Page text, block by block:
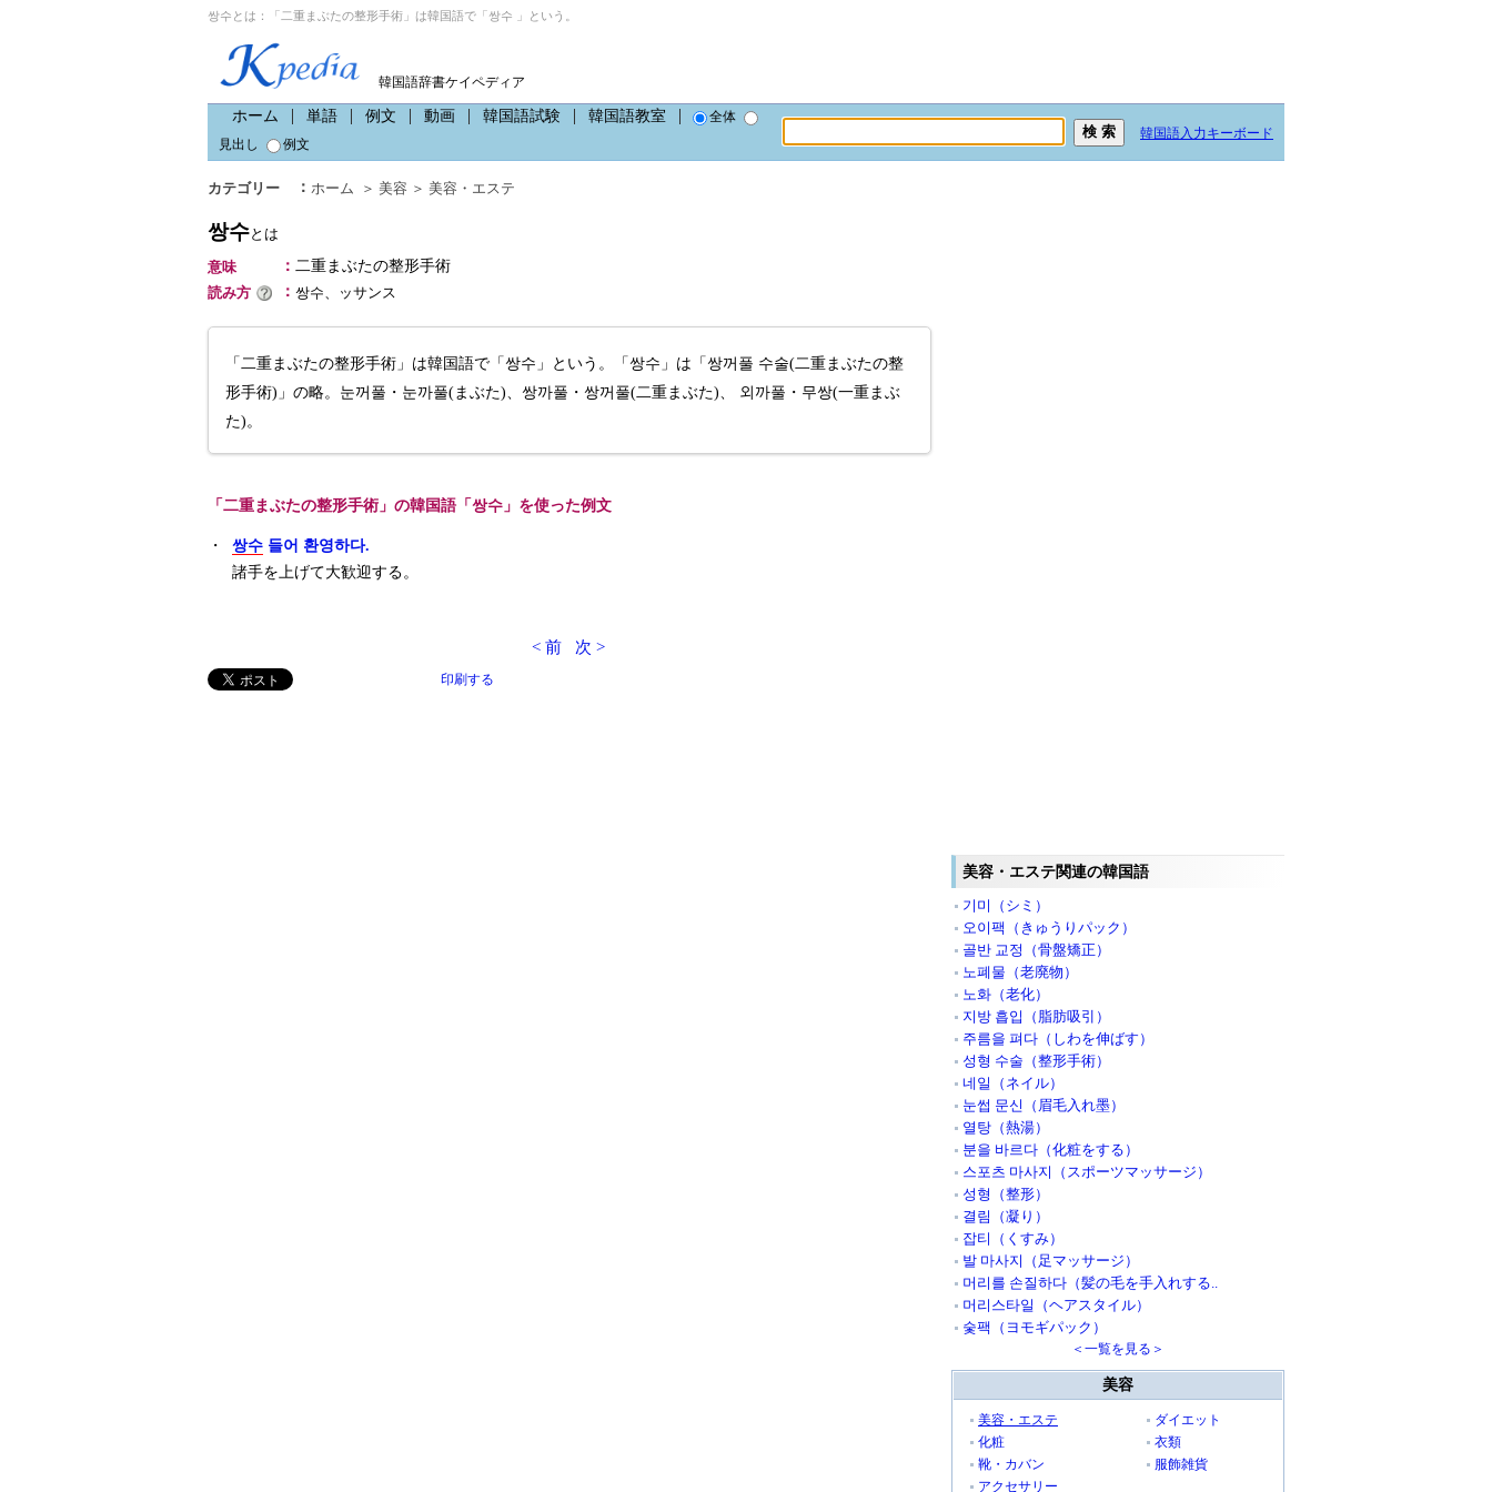
쌍수とは：「二重まぶたの整形手術」は韓国語で「쌍수 」という。
韓国語辞書ケイペディア
ホーム 単語 例文 動画 韓国語試験 韓国語教室
全体
見出し
例文
韓国語入力キーボード
カテゴリー ： ホーム ＞ 美容 ＞ 美容・エステ
쌍수とは
意味
： 二重まぶたの整形手術
読み方
： 쌍수、ッサンス
「二重まぶたの整形手術」は韓国語で「쌍수」という。「쌍수」は「쌍꺼풀 수술(二重まぶたの整
形手術)」の略。눈꺼풀・눈까풀(まぶた)、쌍까풀・쌍꺼풀(二重まぶた)、 외까풀・무쌍(一重まぶ
た)。
「二重まぶたの整形手術」の韓国語「쌍수」を使った例文
・ 쌍수 들어 환영하다.
諸手を上げて大歓迎する。
< 前 次 >
印刷する
美容・エステ関連の韓国語
기미（シミ）
오이팩（きゅうりパック）
골반 교정（骨盤矯正）
노폐물（老廃物）
노화（老化）
지방 흡입（脂肪吸引）
주름을 펴다（しわを伸ばす）
성형 수술（整形手術）
네일（ネイル）
눈썹 문신（眉毛入れ墨）
열탕（熱湯）
분을 바르다（化粧をする）
스포츠 마사지（スポーツマッサージ）
성형（整形）
결림（凝り）
잡티（くすみ）
발 마사지（足マッサージ）
머리를 손질하다（髪の毛を手入れする..
머리스타일（ヘアスタイル）
숯팩（ヨモギパック）
＜一覧を見る＞
美容
美容・エステ
ダイエット
化粧
衣類
靴・カバン
服飾雑貨
アクセサリー